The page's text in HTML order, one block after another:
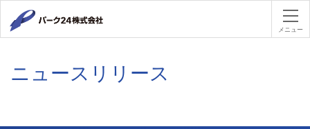
パーク２
メニュー
ニュースリリース